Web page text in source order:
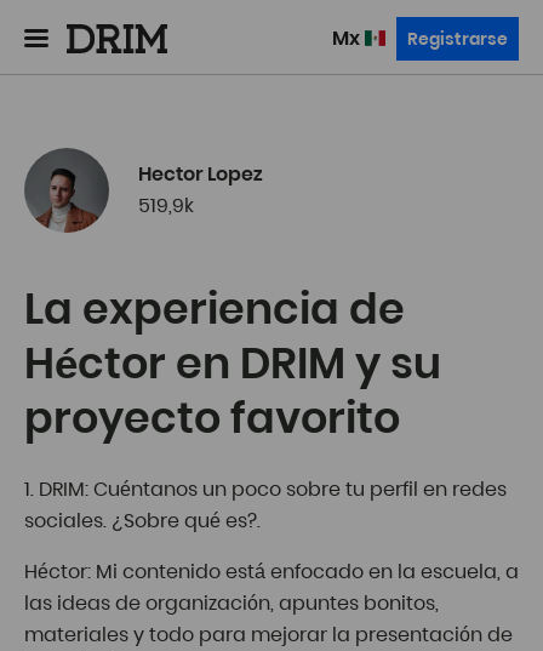
mx Registrarse
Hector Lopez
519,9k
La experiencia de
Héctor en DRIM y su
proyecto favorito
1. DRIM: Cuéntanos un poco sobre tu perfil en redes
sociales. ¿Sobre qué es?.
Héctor: Mi contenido está enfocado en la escuela, a
las ideas de organización, apuntes bonitos,
materiales y todo para mejorar la presentación de